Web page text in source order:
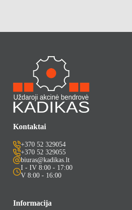
Informacija
Kontaktai
+370 52 329054
+370 52 329055
biuras@kadikas.lt
I - IV 8:00 - 17:00
V 8:00 - 16:00